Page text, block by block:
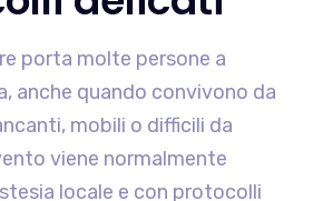
porta molte persone a
anche quando convivono da
mobili o difficili da
viene normalmente
locale e con protocolli